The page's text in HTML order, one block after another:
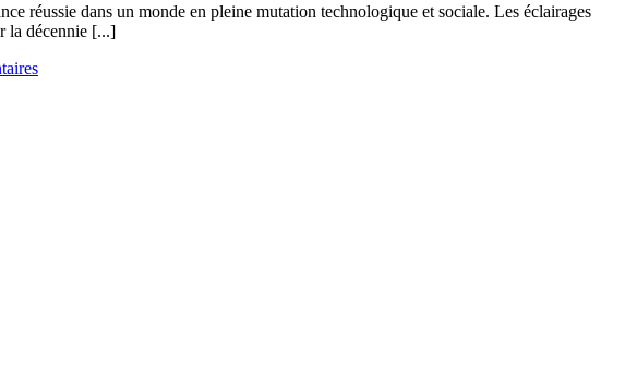
réussie dans un monde en pleine mutation technologique et sociale. Les éclairages
la décennie [...]